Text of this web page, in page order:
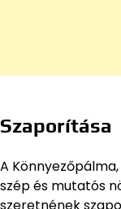
Szaporítása
A
szép és mutatós